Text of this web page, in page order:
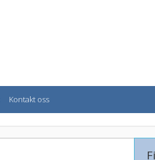
Kontakt oss